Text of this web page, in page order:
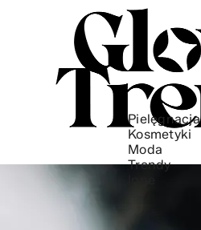
Pielęgnacja
Kosmetyki
Moda
Trendy